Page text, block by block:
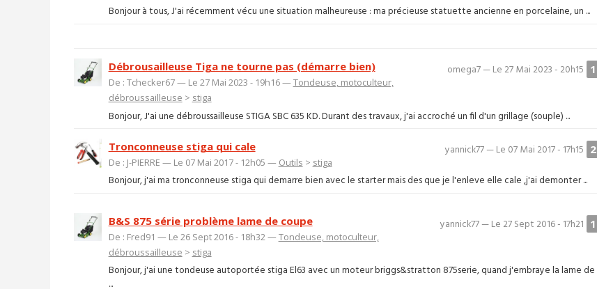
Bonjour à tous, J'ai récemment vécu une situation malheureuse : ma précieuse statuette ancienne en porcelaine, un ...
1
omega7 — Le 27 Mai 2023 - 20h15
Débrousailleuse Tiga ne tourne pas (démarre bien)
De : Tchecker67 — Le 27 Mai 2023 - 19h16 —Tondeuse, motoculteur,
débroussailleuse > stiga
Bonjour, J'ai une débroussailleuse STIGA SBC 635 KD. Durant des travaux, j'ai accroché un fil d'un grillage (souple) ...
2
yannick77 — Le 07 Mai 2017 - 17h15
Tronconneuse stiga qui cale
De : J-PIERRE — Le 07 Mai 2017 - 12h05 — Outils > stiga
Bonjour, j'ai ma tronconneuse stiga qui demarre bien avec le starter mais des que je l'enleve elle cale ,j'ai demonter ...
1
yannick77 — Le 27 Sept 2016 - 17h21
B&S 875 série problème lame de coupe
De : Fred91 — Le 26 Sept 2016 - 18h32 —Tondeuse, motoculteur,
débroussailleuse > stiga
Bonjour, j'ai une tondeuse autoportée stiga El63 avec un moteur briggs&stratton 875serie, quand j'embraye la lame de
...